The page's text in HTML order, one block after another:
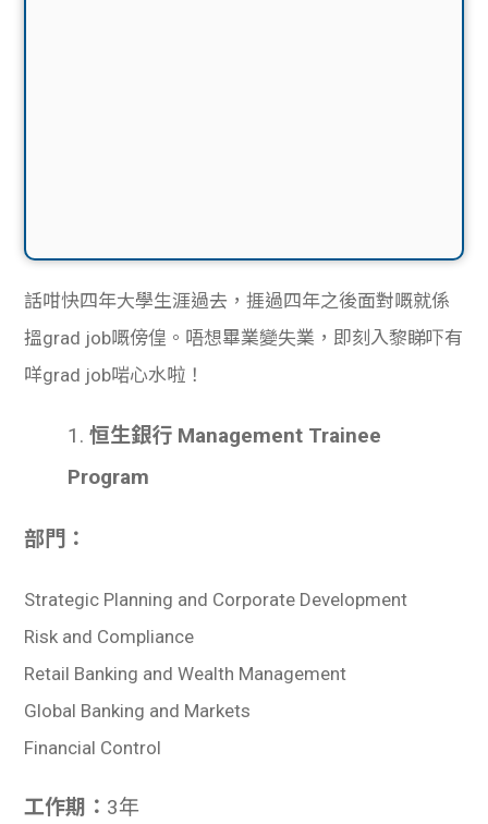
話咁快四年大學生涯過去，捱過四年之後面對嘅就係
搵grad job嘅傍偟。唔想畢業變失業，即刻入黎睇吓有
咩grad job啱心水啦！
1.恒生銀行 Management Trainee
Program
部門：
Strategic Planning and Corporate Development
Risk and Compliance
Retail Banking and Wealth Management
Global Banking and Markets
Financial Control
工作期： 3年